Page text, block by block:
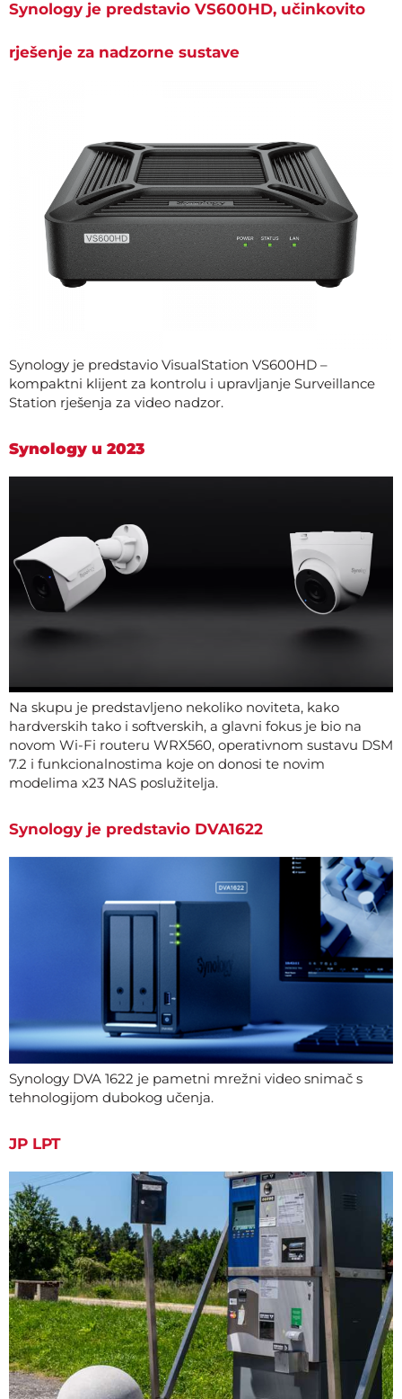
Synology je predstavio VS600HD, učinkovito
rješenje za nadzorne sustave
Synology je predstavio VisualStation VS600HD –
kompaktni klijent za kontrolu i upravljanje Surveillance
Station rješenja za video nadzor.
Synology u 2023
Na skupu je predstavljeno nekoliko noviteta, kako
hardverskih tako i softverskih, a glavni fokus je bio na
novom Wi-Fi routeru WRX560, operativnom sustavu DSM
7.2 i funkcionalnostima koje on donosi te novim
modelima x23 NAS poslužitelja.
Synology je predstavio DVA1622
Synology DVA 1622 je pametni mrežni video snimač s
tehnologijom dubokog učenja.
JP LPT